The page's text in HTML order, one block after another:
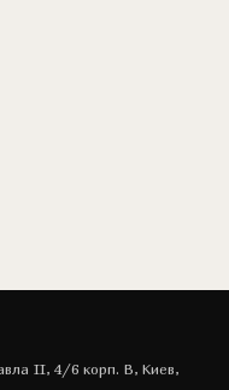
II, 4/6 корп. В, Киев,